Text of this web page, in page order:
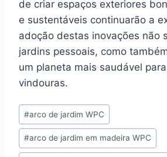
de criar espaços exteriores
e sustentáveis continuarão a
adoção destas inovações não
jardins pessoais, como
um planeta mais saudável
vindouras.
Post
Tags:
#arco de jardim WPC
#arco de jardim em madeira WPC